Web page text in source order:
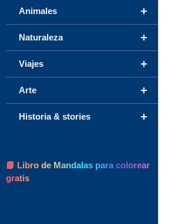
+
Animales
+
Naturaleza
+
Viajes
+
Arte
+
Historia & stories
📘 Libro de Mandalas para colorear
gratis